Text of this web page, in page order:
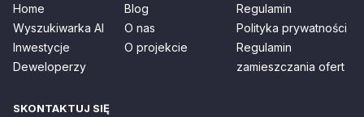
Home
Wyszukiwarka AI
Inwestycje
Deweloperzy
Blog
O nas
O projekcie
Regulamin
Polityka prywatności
Regulamin
zamieszczania ofert
SKONTAKTUJ SIĘ